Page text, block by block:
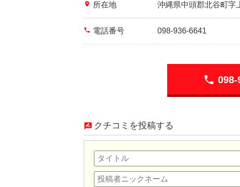
place 所在地 沖縄県中頭郡北谷町字
phone 電話番号 098-936-6641
phone 098-
クチコミを投稿する